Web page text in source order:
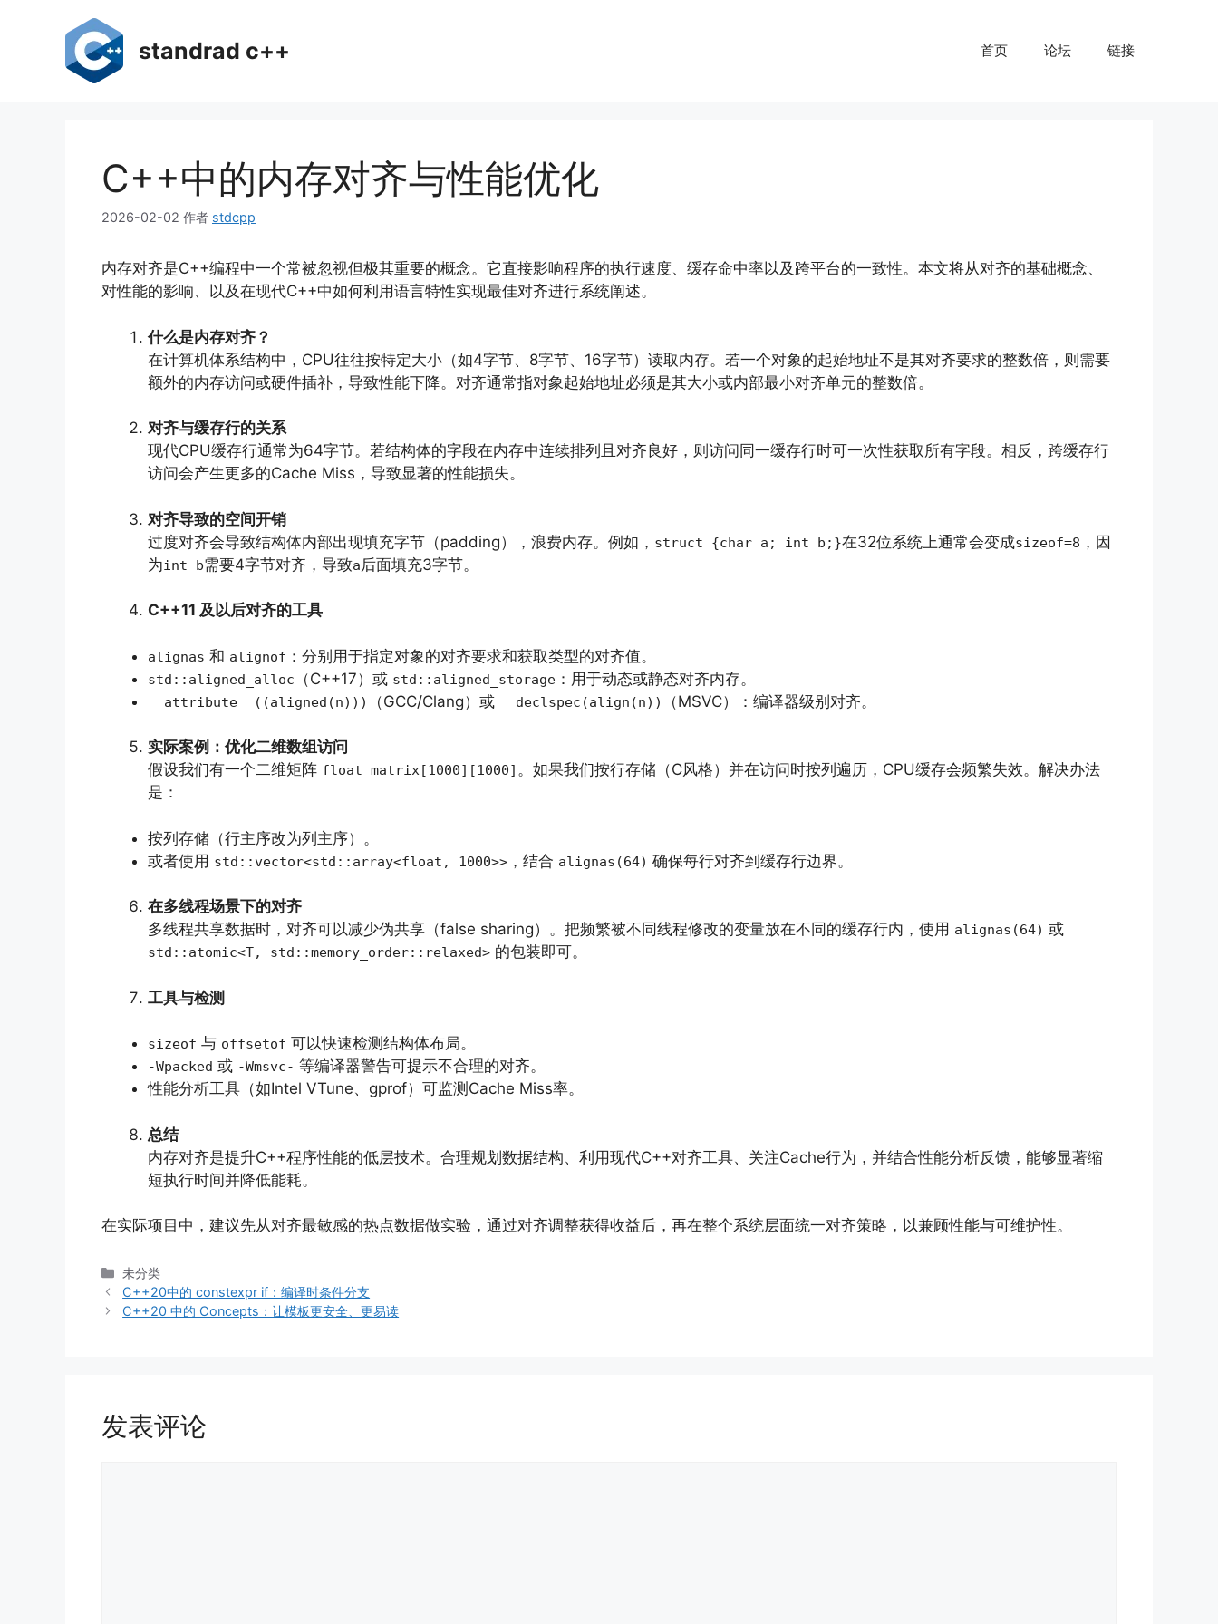
standrad c++ 首页 论坛 链接
C++中的内存对齐与性能优化
2026-02-02 作者 stdcpp
内存对齐是C++编程中一个常被忽视但极其重要的概念。它直接影响程序的执行速度、缓存命中率以及跨平台的一致性。本文将从对齐的基础概念、
对性能的影响、以及在现代C++中如何利用语言特性实现最佳对齐进行系统阐述。
什么是内存对齐？
在计算机体系结构中，CPU往往按特定大小（如4字节、8字节、16字节）读取内存。若一个对象的起始地址不是其对齐要求的整数倍，则需要
额外的内存访问或硬件插补，导致性能下降。对齐通常指对象起始地址必须是其大小或内部最小对齐单元的整数倍。
对齐与缓存行的关系
现代CPU缓存行通常为64字节。若结构体的字段在内存中连续排列且对齐良好，则访问同一缓存行时可一次性获取所有字段。相反，跨缓存行
访问会产生更多的Cache Miss，导致显著的性能损失。
对齐导致的空间开销
过度对齐会导致结构体内部出现填充字节（padding），浪费内存。例如， struct {char a; int b;}在32位系统上通常会变成sizeof=8 ，因
为int b需要4字节对齐，导致a后面填充3字节。
C++11 及以后对齐的工具
alignas 和 alignof ：分别用于指定对象的对齐要求和获取类型的对齐值。
std::aligned_alloc （C++17）或 std::aligned_storage ：用于动态或静态对齐内存。
__attribute__((aligned(n))) （GCC/Clang）或 __declspec(align(n)) （MSVC）：编译器级别对齐。
实际案例：优化二维数组访问
假设我们有一个二维矩阵 float matrix[1000][1000] 。如果我们按行存储（C风格）并在访问时按列遍历，CPU缓存会频繁失效。解决办法
是：
按列存储（行主序改为列主序）。
或者使用 std::vector<std::array<float, 1000>> ，结合 alignas(64) 确保每行对齐到缓存行边界。
在多线程场景下的对齐
多线程共享数据时，对齐可以减少伪共享（false sharing）。把频繁被不同线程修改的变量放在不同的缓存行内，使用 alignas(64) 或
std::atomic<T, std::memory_order::relaxed> 的包装即可。
工具与检测
sizeof 与 offsetof 可以快速检测结构体布局。
-Wpacked 或 -Wmsvc- 等编译器警告可提示不合理的对齐。
性能分析工具（如Intel VTune、gprof）可监测Cache Miss率。
总结
内存对齐是提升C++程序性能的低层技术。合理规划数据结构、利用现代C++对齐工具、关注Cache行为，并结合性能分析反馈，能够显著缩
短执行时间并降低能耗。
在实际项目中，建议先从对齐最敏感的热点数据做实验，通过对齐调整获得收益后，再在整个系统层面统一对齐策略，以兼顾性能与可维护性。
分
类
未分类
C++20中的 constexpr if：编译时条件分支
C++20 中的 Concepts：让模板更安全、更易读
发表评论